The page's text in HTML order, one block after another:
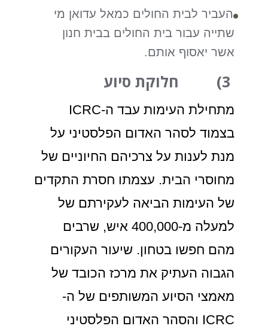
העביר לבית החולים כמאל עדואן מי
שתייה עבור בית החולים בבית חנון
אשר יאסוף אותם.
מתחילת העימות עבד ה-ICRC
בצמוד לסהר האדום הפלסטיני על
מנת לענות על צרכיהם החיוניים של
מחוסרי הבית. עצמתו חסרת התקדים
של העימות הביאה לעקירתם של
למעלה מ-400,000 איש, שרבים
מהם חפשו בטחון. שיעור העקורים
הגבוה העתיק את מרכז הכובד של
מאמצי הסיוע המשותפים של ה-
ICRC והסהר האדום הפלסטיני